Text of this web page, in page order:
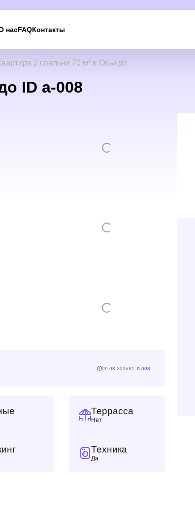
насFAQКонтакты
2 спальни 70 м² в Овьедо
ID a-008
09.03.2026ID: A-008
Террасса
Нет
Техника
Да